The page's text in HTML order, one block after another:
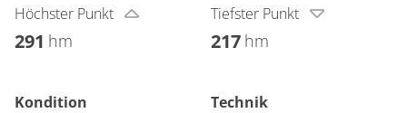
Höchster Punkt
291 hm
Tiefster Punkt
217 hm
Kondition Technik